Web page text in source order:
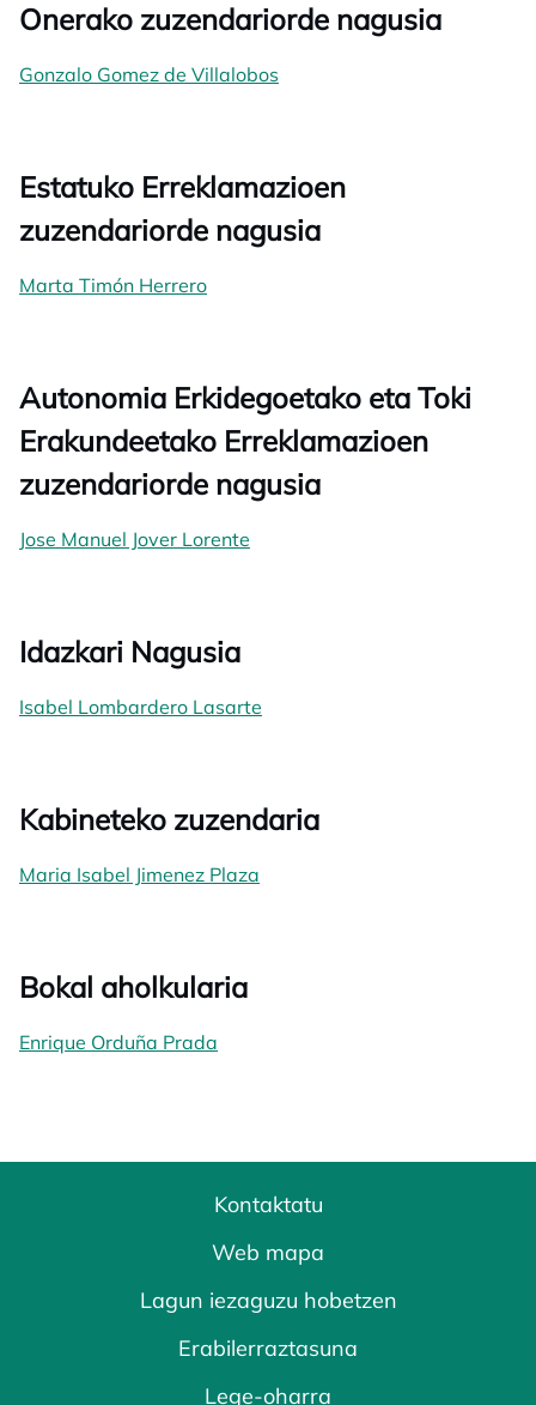
Onerako zuzendariorde nagusia
Gonzalo Gomez de Villalobos
Estatuko Erreklamazioen
zuzendariorde nagusia
Marta Timón Herrero
Autonomia Erkidegoetako eta Toki
Erakundeetako Erreklamazioen
zuzendariorde nagusia
Jose Manuel Jover Lorente
Idazkari Nagusia
Isabel Lombardero Lasarte
Kabineteko zuzendaria
Maria Isabel Jimenez Plaza
Bokal aholkularia
Enrique Orduña Prada
Kontaktatu
Web mapa
Lagun iezaguzu hobetzen
Erabilerraztasuna
Lege-oharra